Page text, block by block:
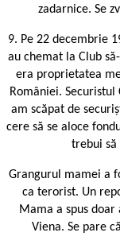
zadarnice. Se
9. Pe 22 decembrie
au chemat la Club
era proprietatea
României.
am scăpat de
cere să se aloce
trebui să
Grangurul mamei a
ca terorist. Un
Mama a spus
Viena. Se pare